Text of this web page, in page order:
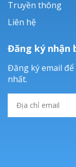
Truyền thông
Liên hệ
Đăng ký nhận
Đăng ký email
nhất.